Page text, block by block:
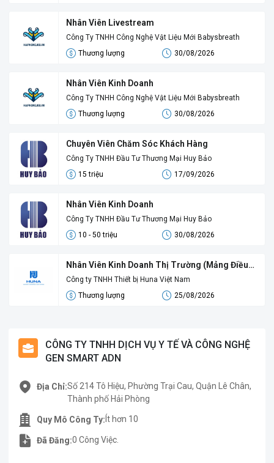
Nhân Viên Livestream
Công Ty TNHH Công Nghệ Vật Liệu Mới Babysbreath
Thương lượng
30/08/2026
Nhân Viên Kinh Doanh
Công Ty TNHH Công Nghệ Vật Liệu Mới Babysbreath
Thương lượng
30/08/2026
Chuyên Viên Chăm Sóc Khách Hàng
Công Ty TNHH Đầu Tư Thương Mại Huy Bảo
15 triệu
17/09/2026
Nhân Viên Kinh Doanh
Công Ty TNHH Đầu Tư Thương Mại Huy Bảo
10 - 50 triệu
30/08/2026
Nhân Viên Kinh Doanh Thị Trường (Mảng Điều
Hòa Công Nghiệp)
Công ty TNHH Thiết bị Huna Việt Nam
Thương lượng
25/08/2026
CÔNG TY TNHH DỊCH VỤ Y TẾ VÀ CÔNG NGHỆ
GEN SMART ADN
Địa Chỉ:Số 214 Tô Hiệu, Phường Trại Cau, Quận Lê Chân,
Thành phố Hải Phòng
Quy Mô Công Ty: Ít hơn 10
Đã Đăng:0 Công Việc.